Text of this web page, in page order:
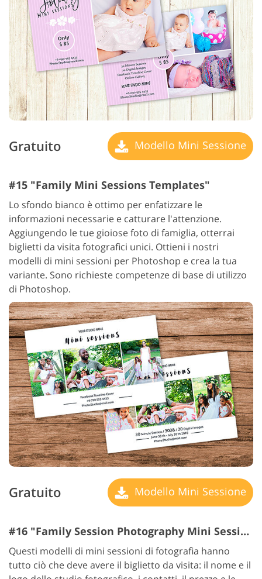
Gratuito Modello Mini Sessione
#15 "Family Mini Sessions Templates"
Lo sfondo bianco è ottimo per enfatizzare le
informazioni necessarie e catturare l'attenzione.
Aggiungendo le tue gioiose foto di famiglia, otterrai
biglietti da visita fotografici unici. Ottieni i nostri
modelli di mini sessioni per Photoshop e crea la tua
variante. Sono richieste competenze di base di utilizzo
di Photoshop.
Gratuito Modello Mini Sessione
#16 "Family Session Photography Mini Session Templates"
Questi modelli di mini sessioni di fotografia hanno
tutto ciò che deve avere il biglietto da visita: il nome e il